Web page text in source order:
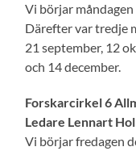
Vi börjar
Därefter var tredje
21 september, 12
och 14 december.
Forskarcirkel 6
Ledare Lennart
Vi börjar fredagen